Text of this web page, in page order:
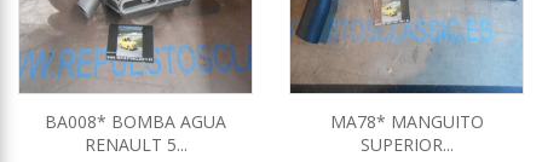
BA008* BOMBA AGUA
RENAULT 5...
MA78* MANGUITO
SUPERIOR...